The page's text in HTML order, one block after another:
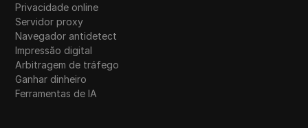
Privacidade online
Servidor proxy
Navegador antidetect
Impressão digital
Arbitragem de tráfego
Ganhar dinheiro
Ferramentas de IA